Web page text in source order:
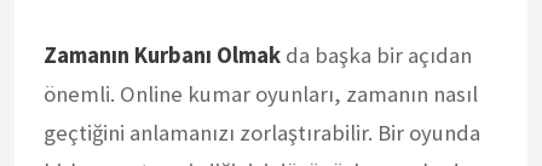
Zamanın Kurbanı Olmak da başka bir açıdan
önemli. Online kumar oyunları, zamanın nasıl
geçtiğini anlamanızı zorlaştırabilir. Bir oyunda